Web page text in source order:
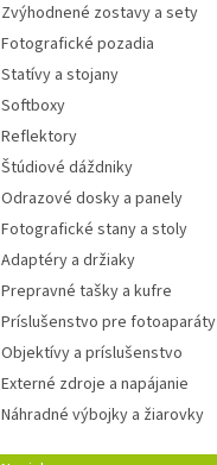
Zvýhodnené zostavy a sety
Fotografické pozadia
Statívy a stojany
Softboxy
Reflektory
Štúdiové dáždniky
Odrazové dosky a panely
Fotografické stany a stoly
Adaptéry a držiaky
Prepravné tašky a kufre
Príslušenstvo pre fotoaparáty
Objektívy a príslušenstvo
Externé zdroje a napájanie
Náhradné výbojky a žiarovky